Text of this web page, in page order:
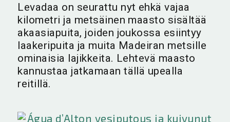
Levadaa on seurattu nyt ehkä vajaa
kilometri ja metsäinen maasto sisältää
akaasiapuita, joiden joukossa esiintyy
laakeripuita ja muita Madeiran metsille
ominaisia lajikkeita. Lehtevä maasto
kannustaa jatkamaan tällä upealla
reitillä.